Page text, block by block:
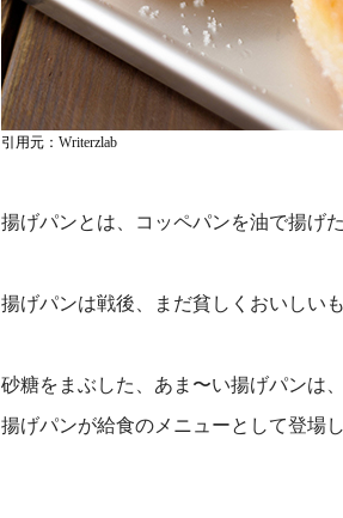
引用元： Writerzlab
揚げパンとは、コッペパンを油で揚げ
揚げパンは戦後、まだ貧しくおいしい
砂糖をまぶした、あま〜い揚げパンは
揚げパンが給食のメニューとして登場